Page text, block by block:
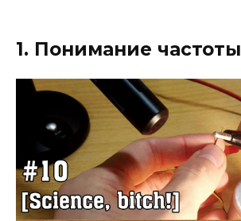
1. Понимание частоты